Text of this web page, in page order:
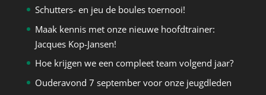
Schutters- en jeu de boules toernooi!
Maak kennis met onze nieuwe hoofdtrainer:
Jacques Kop-Jansen!
Hoe krijgen we een compleet team volgend jaar?
Ouderavond 7 september voor onze jeugdleden